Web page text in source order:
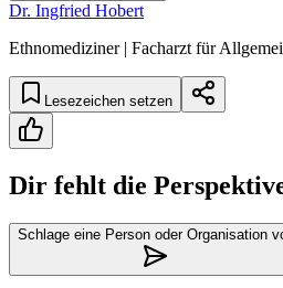
Dr. Ingfried Hobert
Ethnomediziner | Facharzt für
Lesezeichen setzen
Dir fehlt die
Schlage eine Person oder Organisation